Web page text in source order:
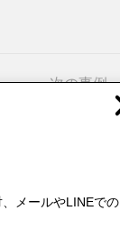
次の事例
メールやLINEでの